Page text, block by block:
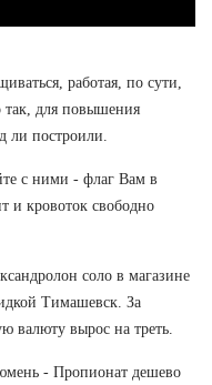
работая, по сути,
так, для повышения
ли построили.
с ними - флаг Вам в
и кровоток свободно
соло в магазине
Тимашевск. За
валюту вырос на треть.
- Пропионат дешево